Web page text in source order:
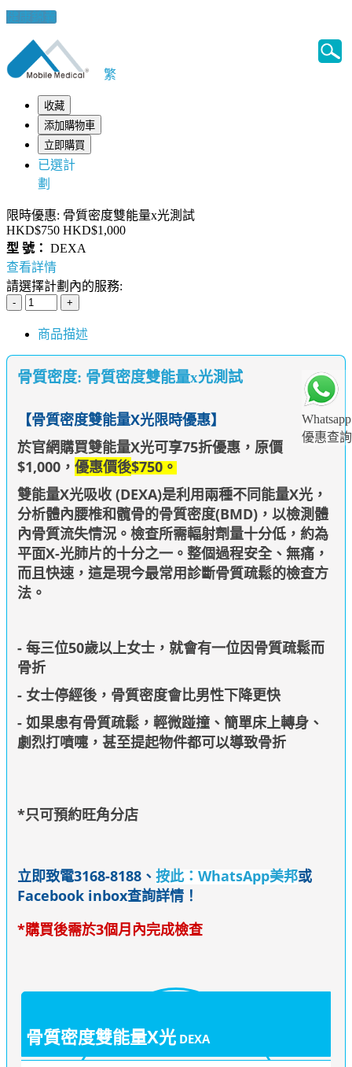
健康錦囊
Whatsapp
優惠查詢
繁
收藏
添加購物車
立即購買
已選計
劃
限時優惠: 骨質密度雙能量x光測試
HKD$750 HKD$1,000
型 號： DEXA
查看詳情
請選擇計劃內的服務:
商品描述
骨質密度: 骨質密度雙能量x光測試
【骨質密度雙能量X光限時優惠】
於官網購買雙能量X光可享75折優惠，原價
$1,000， 優惠價後$750。
雙能量X光吸收 (DEXA)是利用兩種不同能量X光，
分析體內腰椎和髖骨的骨質密度(BMD)，以檢測體
內骨質流失情況。檢查所需輻射劑量十分低，約為
平面X-光肺片的十分之一。整個過程安全、無痛，
而且快速，這是現今最常用診斷骨質疏鬆的檢查方
法。
- 每三位50歲以上女士，就會有一位因骨質疏鬆而
骨折
- 女士停經後，骨質密度會比男性下降更快
- 如果患有骨質疏鬆，輕微踫撞、簡單床上轉身、
劇烈打噴嚏，甚至提起物件都可以導致骨折
*只可預約旺角分店
立即致電3168-8188、 按此：WhatsApp美邦或
Facebook inbox查詢詳情！
*購買後需於3個月內完成檢查
骨質密度雙能量X光 DEXA